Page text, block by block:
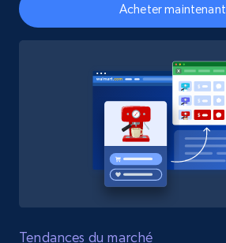
Acheter maintenant
Tendances du marché